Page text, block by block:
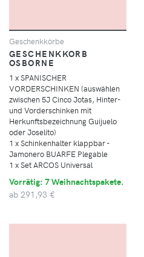
Geschenkkörbe
GESCHENKKORB
OSBORNE
1 x SPANISCHER
VORDERSCHINKEN (auswählen
zwischen 5J Cinco Jotas, Hinter-
und Vorderschinken mit
Herkunftsbezeichnung Guijuelo
oder Joselito)
1 x Schinkenhalter klappbar -
Jamonero BUARFE Plegable
1 x Set ARCOS Universal
Vorrätig: 7 Weihnachtspakete.
ab 291,93 €